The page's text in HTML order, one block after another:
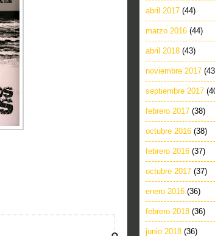
abril 2017 (44)
marzo 2016 (44)
abril 2018 (43)
noviembre 2017
septiembre 2017
febrero 2017 (38)
octubre 2016 (38)
febrero 2016 (37)
octubre 2017 (37)
enero 2016 (36)
febrero 2018 (36)
junio 2018 (36)